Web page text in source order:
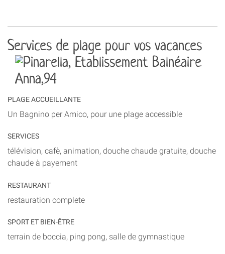
Services de plage pour vos vacances
PLAGE ACCUEILLANTE
Un Bagnino per Amico, pour une plage accessible
SERVICES
télévision, cafè, animation, douche chaude gratuite, douche
chaude à payement
RESTAURANT
restauration complete
SPORT ET BIEN-ÊTRE
terrain de boccia, ping pong, salle de gymnastique